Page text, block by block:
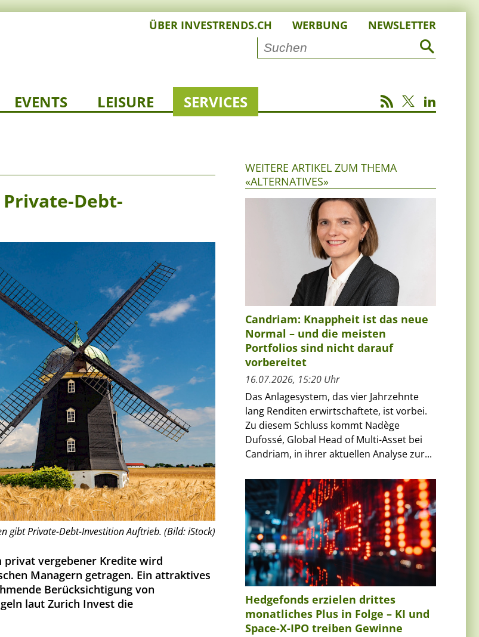
ÜBER INVESTRENDS.CH WERBUNG NEWSLETTER
EVENTS LEISURE SERVICES
Debt-
gibt Private-Debt-Investition Auftrieb. (Bild: iStock)
privat vergebener Kredite wird
Managern getragen. Ein attraktives
Berücksichtigung von
laut Zurich Invest die
WEITERE ARTIKEL ZUM THEMA
«ALTERNATIVES»
Candriam: Knappheit ist das neue
Normal – und die meisten
Portfolios sind nicht darauf
vorbereitet
16.07.2026, 15:20 Uhr
Das Anlagesystem, das vier Jahrzehnte
lang Renditen erwirtschaftete, ist vorbei.
Zu diesem Schluss kommt Nadège
Dufossé, Global Head of Multi-Asset bei
Candriam, in ihrer aktuellen Analyse zur...
Hedgefonds erzielen drittes
monatliches Plus in Folge – KI und
Space-X-IPO treiben Gewinne